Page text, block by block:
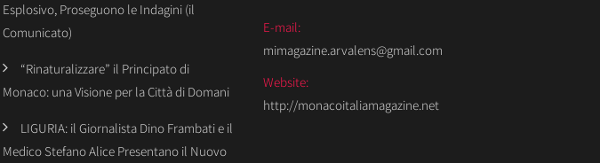
Esplosivo, Proseguono le Indagini (il
Comunicato)
“Rinaturalizzare” il Principato di
Monaco: una Visione per la Città di Domani
LIGURIA: il Giornalista Dino Frambati e il
Medico Stefano Alice Presentano il Nuovo
E-mail:
mimagazine.arvalens@gmail.com
Website:
http://monacoitaliamagazine.net